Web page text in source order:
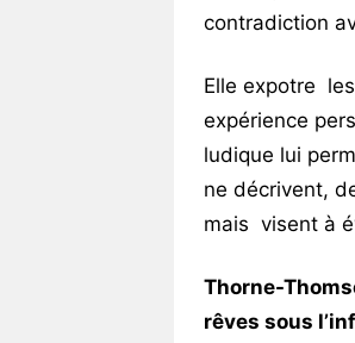
contradiction
Elle expotre
expérience
ludique lui
ne décrivent,
mais visent à
Thorne-
rêves sous